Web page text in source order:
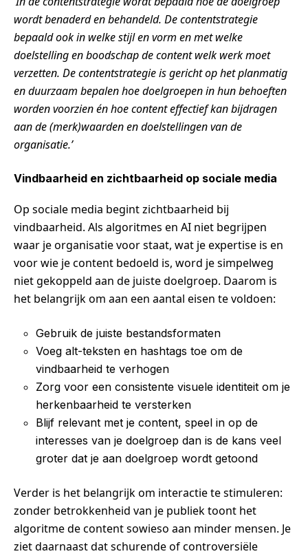
wordt benaderd en behandeld. De contentstrategie
bepaald ook in welke stijl en vorm en met welke
doelstelling en boodschap de content welk werk moet
verzetten. De contentstrategie is gericht op het planmatig
en duurzaam bepalen hoe doelgroepen in hun behoeften
worden voorzien én hoe content effectief kan bijdragen
aan de (merk)waarden en doelstellingen van de
organisatie.’
Vindbaarheid en zichtbaarheid op sociale media
Op sociale media begint zichtbaarheid bij
vindbaarheid. Als algoritmes en AI niet begrijpen
waar je organisatie voor staat, wat je expertise is en
voor wie je content bedoeld is, word je simpelweg
niet gekoppeld aan de juiste doelgroep. Daarom is
het belangrijk om aan een aantal eisen te voldoen:
Gebruik de juiste bestandsformaten
Voeg alt-teksten en hashtags toe om de
vindbaarheid te verhogen
Zorg voor een consistente visuele identiteit om je
herkenbaarheid te versterken
Blijf relevant met je content, speel in op de
interesses van je doelgroep dan is de kans veel
groter dat je aan doelgroep wordt getoond
Verder is het belangrijk om interactie te stimuleren:
zonder betrokkenheid van je publiek toont het
algoritme de content sowieso aan minder mensen. Je
ziet daarnaast dat schurende of controversiële